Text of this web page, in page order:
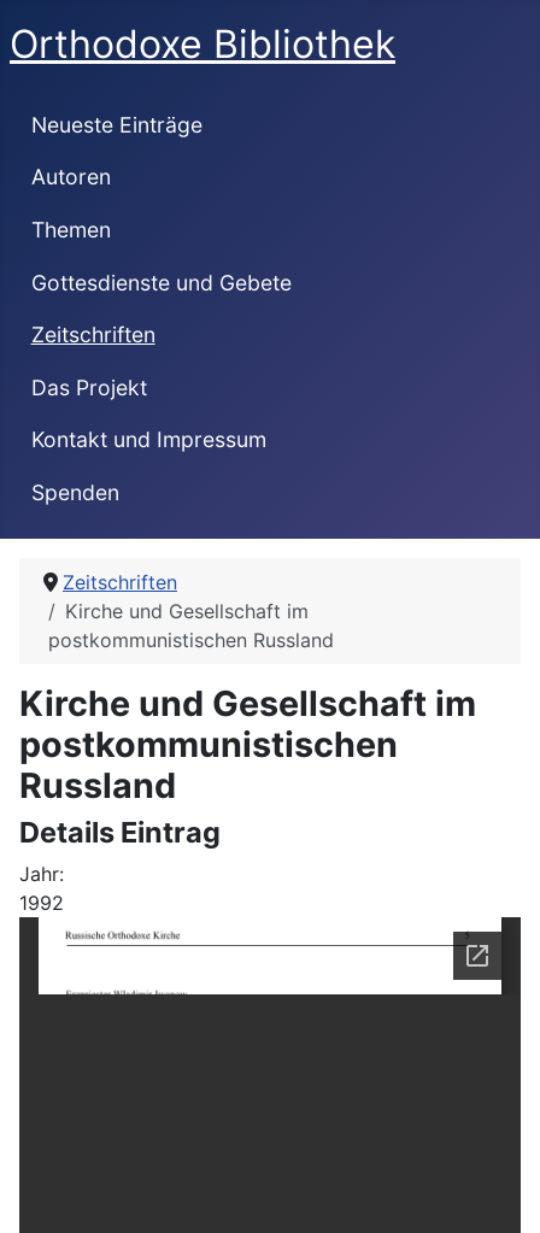
Orthodoxe Bibliothek
Neueste Einträge
Autoren
Themen
Gottesdienste und Gebete
Zeitschriften
Das Projekt
Kontakt und Impressum
Spenden
Zeitschriften
Kirche und Gesellschaft im
postkommunistischen Russland
Kirche und Gesellschaft im
postkommunistischen
Russland
Details Eintrag
Jahr:
1992